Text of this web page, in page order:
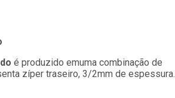
é produzido emuma combinação de
zíper traseiro, 3/2mm de espessura.